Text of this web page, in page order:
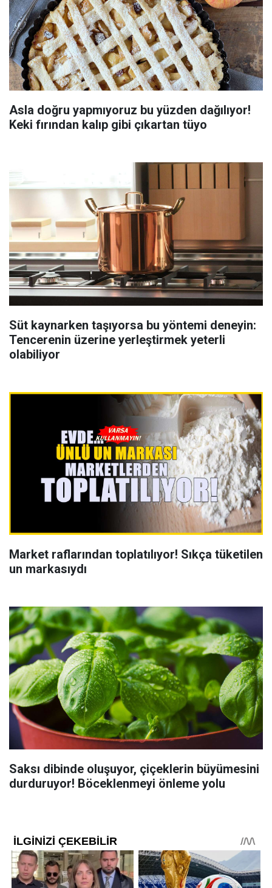
Asla doğru yapmıyoruz bu yüzden dağılıyor!
Keki fırından kalıp gibi çıkartan tüyo
Süt kaynarken taşıyorsa bu yöntemi deneyin:
Tencerenin üzerine yerleştirmek yeterli
olabiliyor
Market raflarından toplatılıyor! Sıkça tüketilen
un markasıydı
Saksı dibinde oluşuyor, çiçeklerin büyümesini
durduruyor! Böceklenmeyi önleme yolu